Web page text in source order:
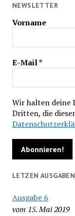
NEWSLETTER
Vorname
E-Mail*
Wir halten deine
Dritten, die
LETZEN AUSGABEN
Ausgabe 6
vom 15. Mai 2019